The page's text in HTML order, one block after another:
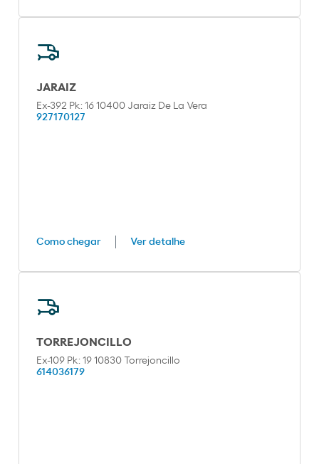
JARAIZ
Ex-392 Pk: 16 10400 Jaraiz De La Vera
927170127
Como chegar Ver detalhe
TORREJONCILLO
Ex-109 Pk: 19 10830 Torrejoncillo
614036179